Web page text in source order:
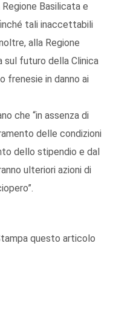
Basilicata e
tali inaccettabili
alla Regione
sul futuro della Clinica
frenesie in danno ai
che “in assenza di
delle condizioni
dello stipendio e dal
ulteriori azioni di
questo articolo